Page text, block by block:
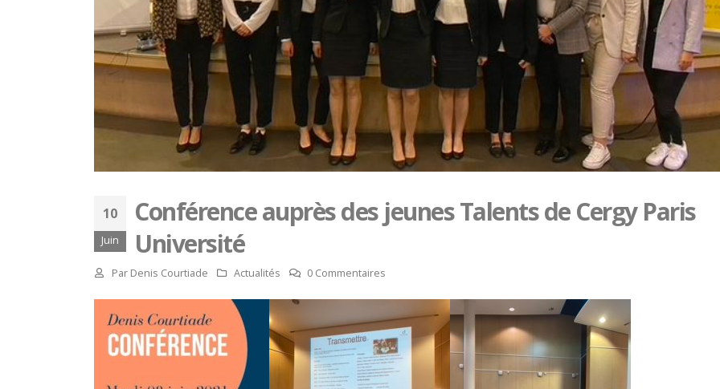
10
Juin
Conférence auprès des jeunes Talents de Cergy Paris
Université
Par Denis Courtiade Actualités 0 Commentaires